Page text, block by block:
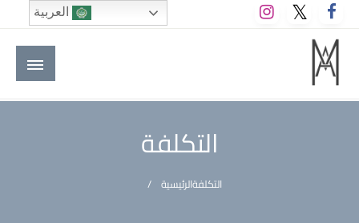
التخطي
إلى
المحتوى
M A hotels | إم ايه هوتيلز
الموقع الأول للعاملين في الفنادق في العالم العربي
التكلفة
الرئيسيةالتكلفة
العربية